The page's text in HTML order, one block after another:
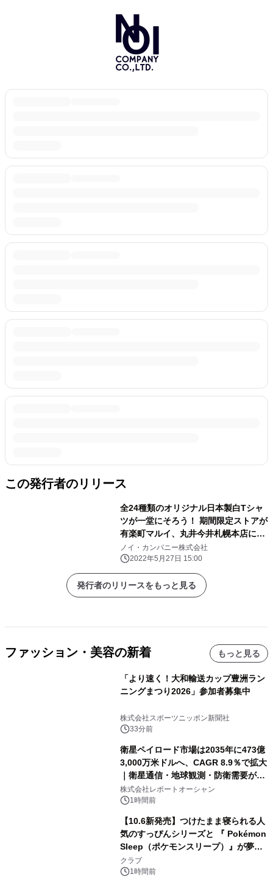
この発行者のリリース
全24種類のオリジナル日本製白Tシャ
ツが一堂にそろう！ 期間限定ストアが
有楽町マルイ、丸井今井札幌本店にオ
ープン
ノイ・カンパニー株式会社
2022年5月27日 15:00
発行者のリリースをもっと見る
ファッション・美容の新着 もっと見る
「より速く！大和輸送カップ豊洲ラン
ニングまつり2026」参加者募集中
株式会社スポーツニッポン新聞社
33分前
衛星ペイロード市場は2035年に473億
3,000万米ドルへ、CAGR 8.9％で拡大
｜衛星通信・地球観測・防衛需要が牽
引する次世代宇宙産業の成長戦略
株式会社レポートオーシャン
1時間前
【10.6新発売】つけたまま寝られる人
気のすっぴんシリーズと 『 Pokémon
Sleep（ポケモンスリープ）』が夢の
コラボレーション！
クラブ
1時間前